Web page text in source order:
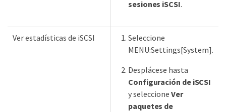
sesiones iSCSI.
Ver estadísticas de iSCSI
Seleccione
MENU:Settings[System].
Desplácese hasta
Configuración de iSCSI
y seleccione Ver
paquetes de